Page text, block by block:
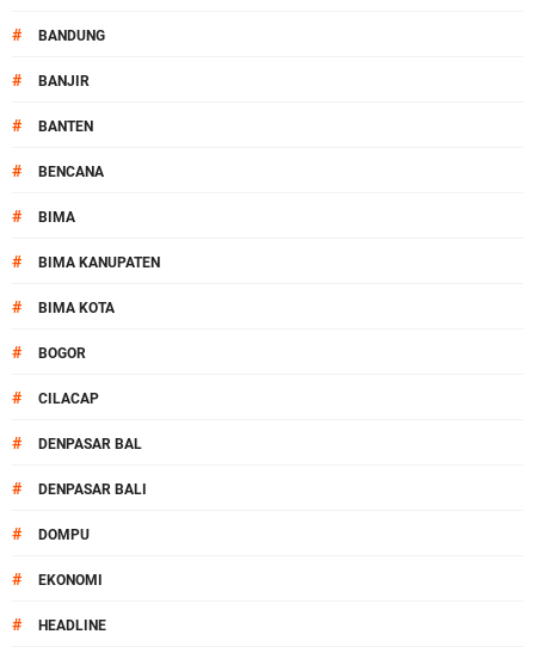
# BANDUNG
# BANJIR
# BANTEN
# BENCANA
# BIMA
# BIMA KANUPATEN
# BIMA KOTA
# BOGOR
# CILACAP
# DENPASAR BAL
# DENPASAR BALI
# DOMPU
# EKONOMI
# HEADLINE